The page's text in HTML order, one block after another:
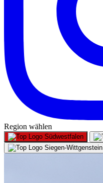
Region wählen
Südwestfalen
Siegen-Wittgenstein